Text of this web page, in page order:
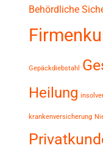
Behördliche
Gepäckdiebstahl
Heilung
krankenversicherung